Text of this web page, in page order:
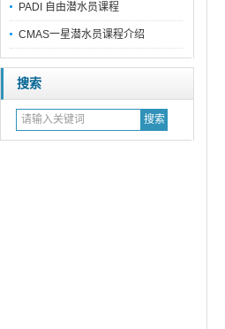
PADI 自由潜水员课程
CMAS一星潜水员课程介绍
搜索